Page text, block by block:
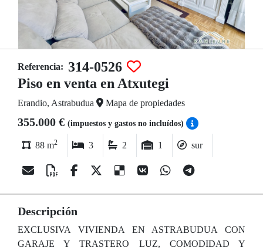
Referencia: 314-0526
Piso en venta en Atxutegi
Erandio, Astrabudua Mapa de propiedades
355.000 € (impuestos y gastos no incluídos)
88 m2 3 2 1 sur
Descripción
EXCLUSIVA VIVIENDA EN ASTRABUDUA CON
GARAJE Y TRASTERO LUZ, COMODIDAD Y